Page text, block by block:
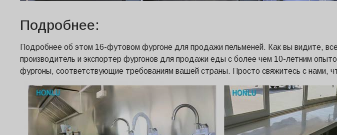
Подробнее:
Подробнее об этом 16-футовом фургоне для продажи пельменей. Как вы видите,
производитель и экспортер фургонов для продажи еды с более чем 10-летним
фургоны, соответствующие требованиям вашей страны. Просто свяжитесь с нами,